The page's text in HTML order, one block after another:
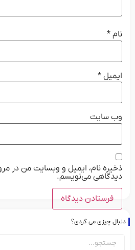
نام *
ایمیل *
وب‌ سایت
ذخیره نام، ایمیل و وبسایت من در
دیدگاهی می‌نویسم.
دنبال چیزی می گردی؟